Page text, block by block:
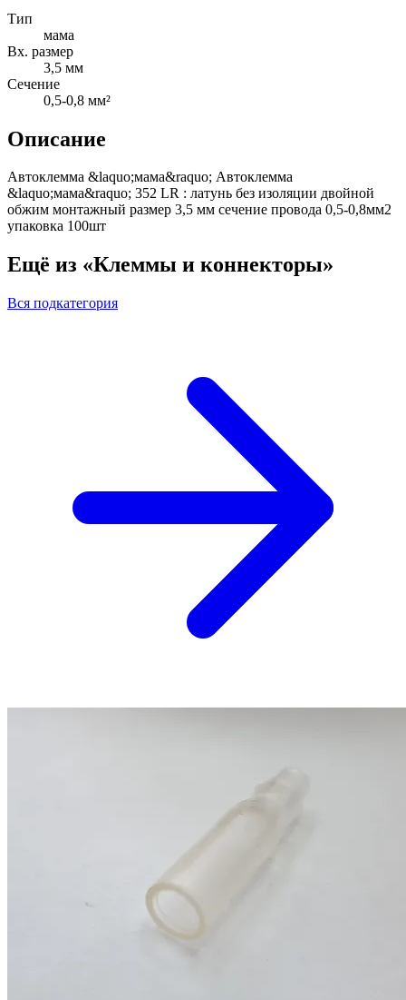
Тип
мама
Вх. размер
3,5 мм
Сечение
0,5-0,8 мм²
Описание
Автоклемма &laquo;мама&raquo; Автоклемма
&laquo;мама&raquo; 352 LR : латунь без изоляции двойной
обжим монтажный размер 3,5 мм сечение провода 0,5-0,8мм2
упаковка 100шт
Ещё из «Клеммы и коннекторы»
Вся подкатегория